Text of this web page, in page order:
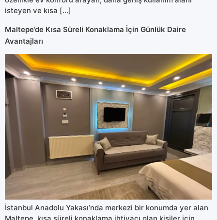
isteyen ve kısa […]
Maltepe’de Kısa Süreli Konaklama İçin Günlük Daire
Avantajları
İstanbul Anadolu Yakası’nda merkezi bir konumda yer alan